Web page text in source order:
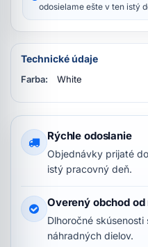
odosielame ešte v ten istý
Technické údaje
Farba: White
Rýchle odoslanie
Objednávky prijaté
istý pracovný deň.
Overený obchod
Dlhoročné
náhradných dielov.